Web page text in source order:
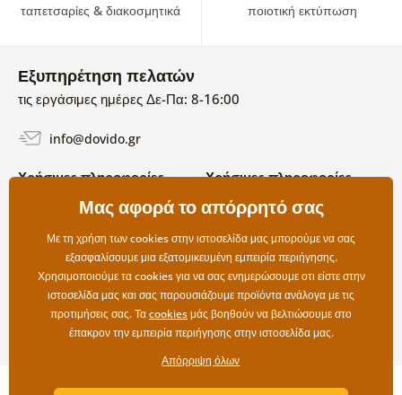
ταπετσαρίες & διακοσμητικά ποιοτική εκτύπωση
Εξυπηρέτηση πελατών
τις εργάσιμες ημέρες Δε-Πα: 8-16:00
info@dovido.gr
Χρήσιμες πληροφορίες
Όροι χρήσης και επιστροφών
Επιλογές αποστολής και
πληρωμής
Επιστροφές
Χρήσιμες πληροφορίες
Σχετικά με εμάς
Συχνές Ερωτήσεις
Επικοινωνία
Μας αφορά το απόρρητό σας
Με τη χρήση των cookies στην ιστοσελίδα μας μπορούμε να σας
εξασφαλίσουμε μια εξατομικευμένη εμπειρία περιήγησης.
Χρησιμοποιούμε τα cookies για να σας ενημερώσουμε οτι είστε στην
ιστοσελίδα μας και σας παρουσιάζουμε προϊόντα ανάλογα με τις
προτιμήσεις σας. Ταcookiesμάς βοηθούν να βελτιώσουμε στο
έπακρον την εμπειρία περιήγησης στην ιστοσελίδα μας.
Απόρριψη όλων